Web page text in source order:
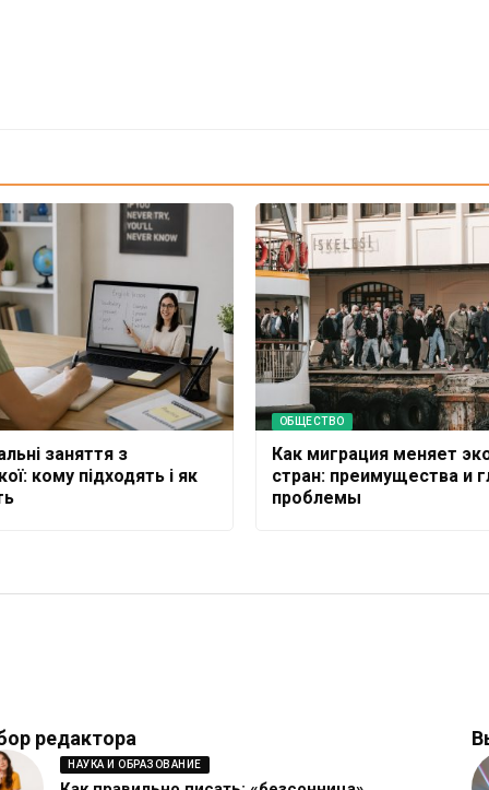
заняття з
кому підходять і як
ОБЩЕСТВО
Как миграция меняет
стран: преимущества и
проблемы
редактора
НАУКА И ОБРАЗОВАНИЕ